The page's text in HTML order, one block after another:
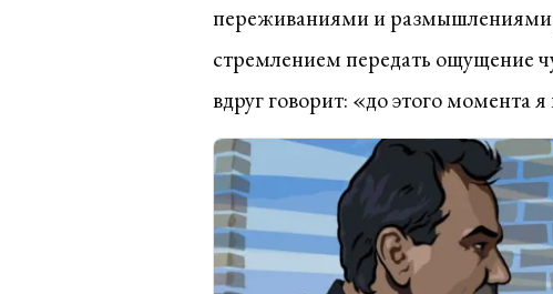
переживаниями и размышлениями
стремлением передать ощущение
вдруг говорит: «до этого момента